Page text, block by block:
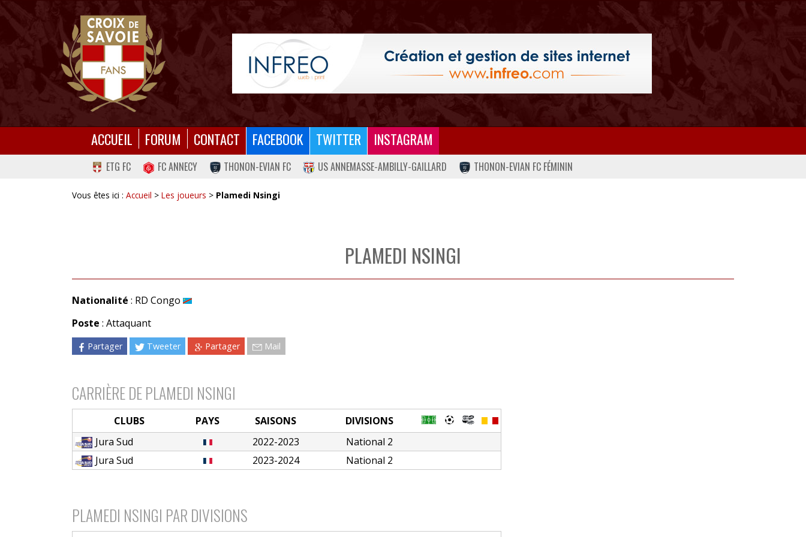
ACCUEIL FORUM CONTACT FACEBOOK TWITTER INSTAGRAM
ETG FC FC ANNECY THONON-EVIAN FC US ANNEMASSE-AMBILLY-GAILLARD THONON-EVIAN FC FÉMININ
Vous êtes ici : Accueil > Les joueurs > Plamedi Nsingi
PLAMEDI NSINGI
Nationalité : RD Congo
Poste : Attaquant
Partager Tweeter Partager Mail
CARRIÈRE DE PLAMEDI NSINGI
CLUBS PAYS SAISONS
DIVISIONS
Jura Sud
2022-2023
National 2
Jura Sud
2023-2024 National 2
PLAMEDI NSINGI PAR DIVISIONS